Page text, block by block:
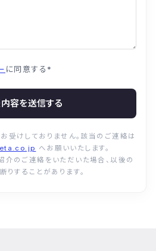
に同意する *
容を送信する
受けしておりません。該当のご連絡は
へお願いいたします。
介のご連絡をいただいた場合、以後の
りすることがあります。